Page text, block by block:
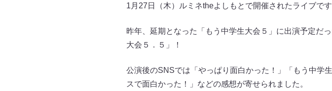
1月27日（木）ルミネtheよしもとで開催されたライブです
昨年、延期となった「もう中学生大会５」に出演予定だ
大会５．５」！
公演後のSNSでは「やっぱり面白かった！」「もう中学
スで面白かった！」などの感想が寄せられました。